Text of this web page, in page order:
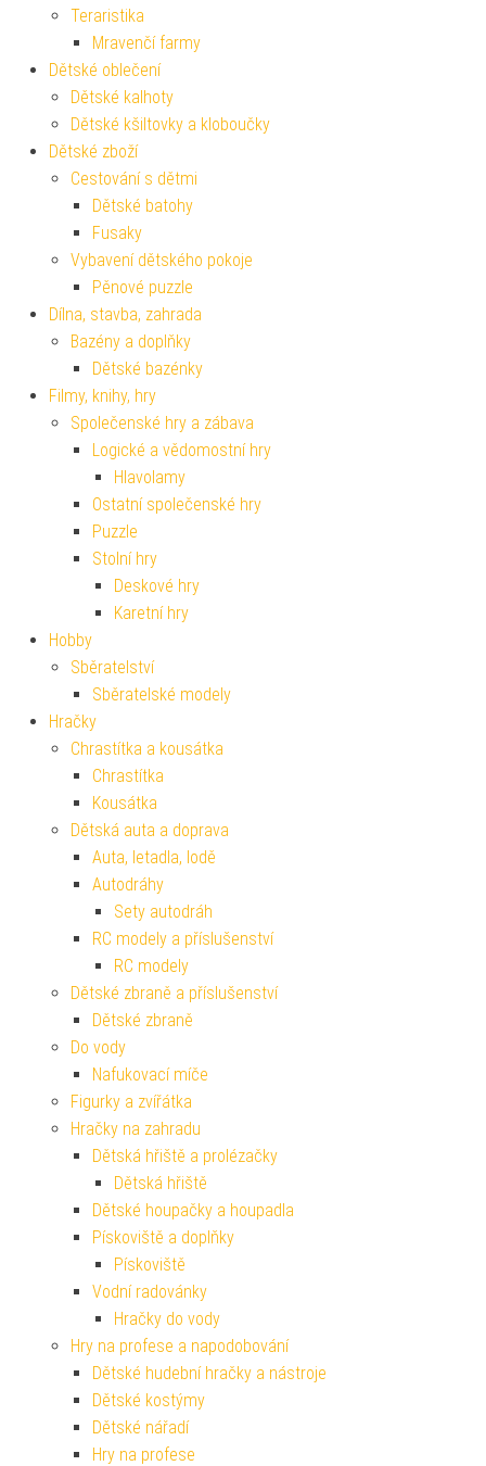
Teraristika
Mravenčí farmy
Dětské oblečení
Dětské kalhoty
Dětské kšiltovky a kloboučky
Dětské zboží
Cestování s dětmi
Dětské batohy
Fusaky
Vybavení dětského pokoje
Pěnové puzzle
Dílna, stavba, zahrada
Bazény a doplňky
Dětské bazénky
Filmy, knihy, hry
Společenské hry a zábava
Logické a vědomostní hry
Hlavolamy
Ostatní společenské hry
Puzzle
Stolní hry
Deskové hry
Karetní hry
Hobby
Sběratelství
Sběratelské modely
Hračky
Chrastítka a kousátka
Chrastítka
Kousátka
Dětská auta a doprava
Auta, letadla, lodě
Autodráhy
Sety autodráh
RC modely a příslušenství
RC modely
Dětské zbraně a příslušenství
Dětské zbraně
Do vody
Nafukovací míče
Figurky a zvířátka
Hračky na zahradu
Dětská hřiště a prolézačky
Dětská hřiště
Dětské houpačky a houpadla
Pískoviště a doplňky
Pískoviště
Vodní radovánky
Hračky do vody
Hry na profese a napodobování
Dětské hudební hračky a nástroje
Dětské kostýmy
Dětské nářadí
Hry na profese